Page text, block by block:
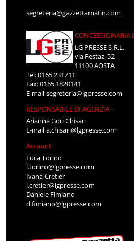
segreteria@gazzettamatin.com
CONCESSIONARIA
LG PRESSE S.R.L.
via Festaz, 52
11100 AOSTA
Tel: 0165.231711
Fax: 0165.1820141
E-mailsegreteria@lgpresse.com
RESPONSABILE DI AGENZIA
Arianna Gori Chisari
E-maila.chisari@lgpresse.com
Account
Luca Torino
l.torino@lgpresse.com
Ivana Cretier
i.cretier@lgpresse.com
Daniele Fimiano
d.fimiano@lgpresse.com